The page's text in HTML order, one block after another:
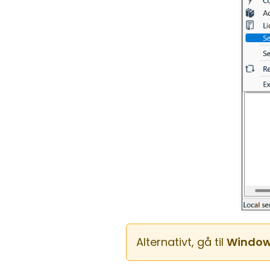
Alternativt, gå til